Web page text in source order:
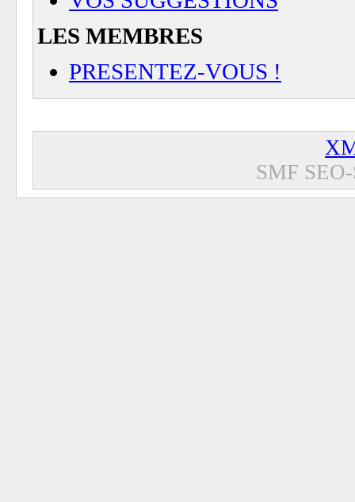
LES MEMBRES
PRESENTEZ-VOUS !
SMF